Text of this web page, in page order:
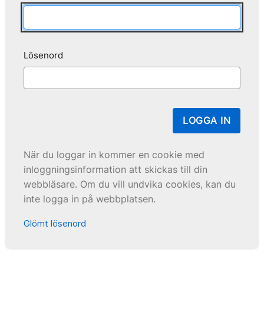
Lösenord
LOGGA IN
När du loggar in kommer en cookie med
inloggningsinformation att skickas till din
webbläsare. Om du vill undvika cookies, kan du
inte logga in på webbplatsen.
Glömt lösenord